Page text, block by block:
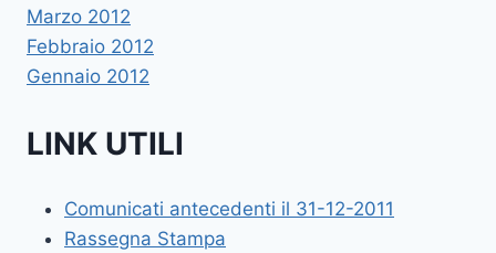
Marzo 2012
Febbraio 2012
Gennaio 2012
LINK UTILI
Comunicati antecedenti il 31-12-2011
Rassegna Stampa